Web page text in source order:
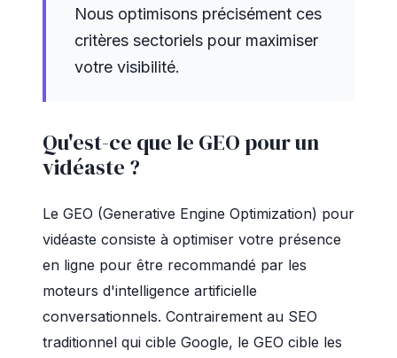
Nous optimisons précisément ces
critères sectoriels pour maximiser
votre visibilité.
Qu'est-ce que le GEO pour un
vidéaste ?
Le GEO (Generative Engine Optimization) pour
vidéaste consiste à optimiser votre présence
en ligne pour être recommandé par les
moteurs d'intelligence artificielle
conversationnels. Contrairement au SEO
traditionnel qui cible Google, le GEO cible les